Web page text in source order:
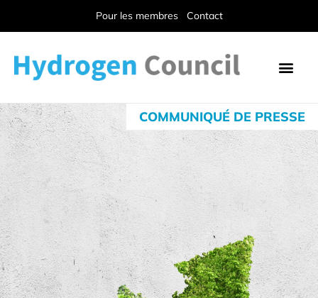
Pour les membres Contact
COMMUNIQUÉ DE PRESSE